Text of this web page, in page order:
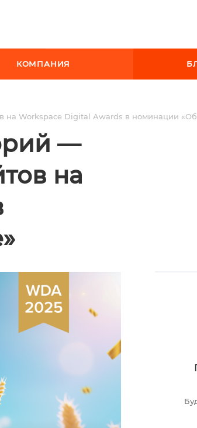
КОМПАНИЯ
Workspace Digital Awards в номинации
—
на